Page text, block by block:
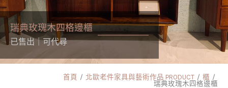
瑞典玫瑰木四格邊櫃
已售出｜可代尋
首頁 北歐老件家具與藝術作品 PRODUCT
櫃
瑞典玫瑰木四格邊櫃